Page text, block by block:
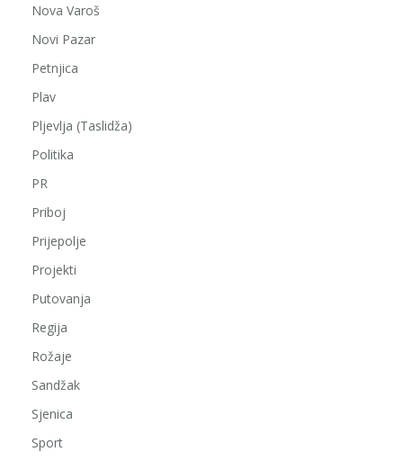
Nova Varoš
Novi Pazar
Petnjica
Plav
Pljevlja (Taslidža)
Politika
PR
Priboj
Prijepolje
Projekti
Putovanja
Regija
Rožaje
Sandžak
Sjenica
Sport